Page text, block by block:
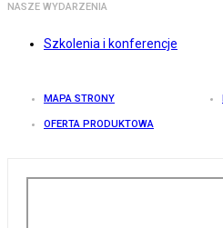
NASZE WYDARZENIA
Szkolenia i konferencje
MAPA STRONY
OFERTA PRODUKTOWA